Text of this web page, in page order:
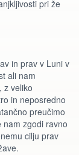
pri že
in prav v Luni v
ali nam
z veliko
in neposredno
preučimo
nam zgodi ravno
cilju prav